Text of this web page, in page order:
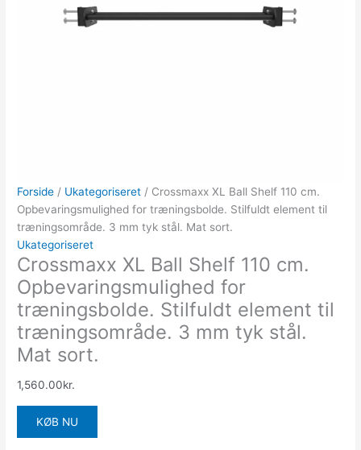
Forside / Ukategoriseret / Crossmaxx XL Ball Shelf 110 cm.
Opbevaringsmulighed for træningsbolde. Stilfuldt element til
træningsområde. 3 mm tyk stål. Mat sort.
Ukategoriseret
Crossmaxx XL Ball Shelf 110 cm.
Opbevaringsmulighed for
træningsbolde. Stilfuldt element til
træningsområde. 3 mm tyk stål.
Mat sort.
1,560.00kr.
KØB NU